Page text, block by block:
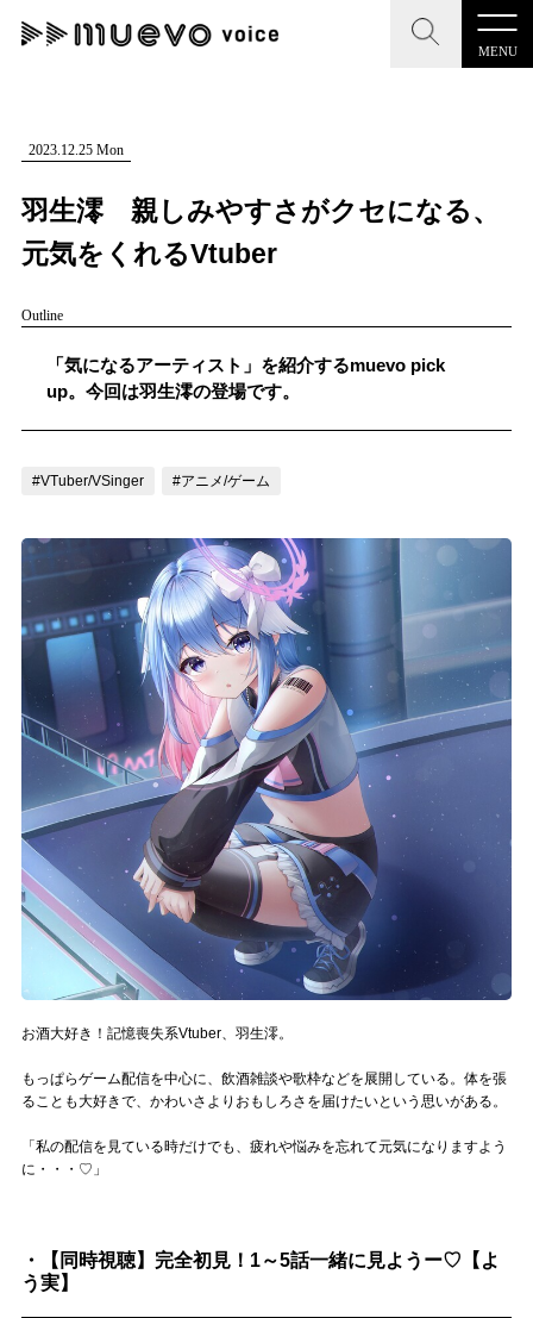
MENU
CLOSE
記事を検索する
人気ワード
#男性SSW #ポップス #女性SSW
CLOSE
"読者の声を形にする”音楽特化メディア
MENU
記事一覧
記事リクエスト
ログイン
LINK
muevoクラウドファンディング
muevoコミュニティ
ぶいクラ！by muevo
ぶいコミュ！by muevo
ぶいマガ！ by muevo
Follow us
Official SNS
2023.12.25 Mon
羽生澪 親しみやすさがクセになる、
元気をくれるVtuber
Outline
「気になるアーティスト」を紹介するmuevo pick
up。今回は羽生澪の登場です。
#VTuber/VSinger #アニメ/ゲーム
お酒大好き！記憶喪失系Vtuber、羽生澪。
もっぱらゲーム配信を中心に、飲酒雑談や歌枠などを展開している。体を張
ることも大好きで、かわいさよりおもしろさを届けたいという思いがある。
「私の配信を見ている時だけでも、疲れや悩みを忘れて元気になりますよう
に・・・♡」
・【同時視聴】完全初見！1～5話一緒に見ようー♡【よ
う実】